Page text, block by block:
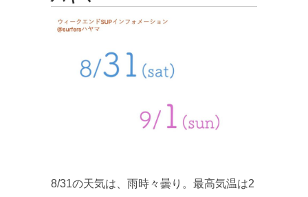
8/31の天気は、雨時々曇り。最高気温は2